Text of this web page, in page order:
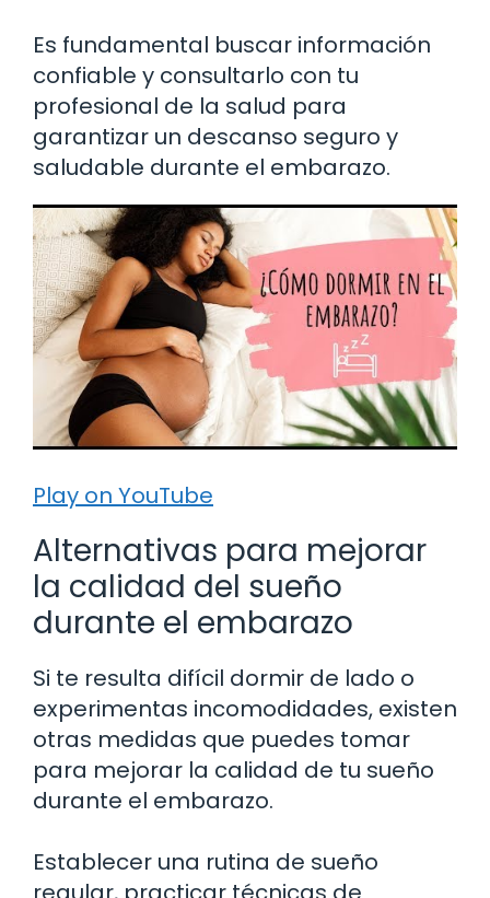
Es fundamental buscar información
confiable y consultarlo con tu
profesional de la salud para
garantizar un descanso seguro y
saludable durante el embarazo.
Play on YouTube
Alternativas para mejorar
la calidad del sueño
durante el embarazo
Si te resulta difícil dormir de lado o
experimentas incomodidades, existen
otras medidas que puedes tomar
para mejorar la calidad de tu sueño
durante el embarazo.
Establecer una rutina de sueño